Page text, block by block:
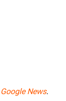
Google News.